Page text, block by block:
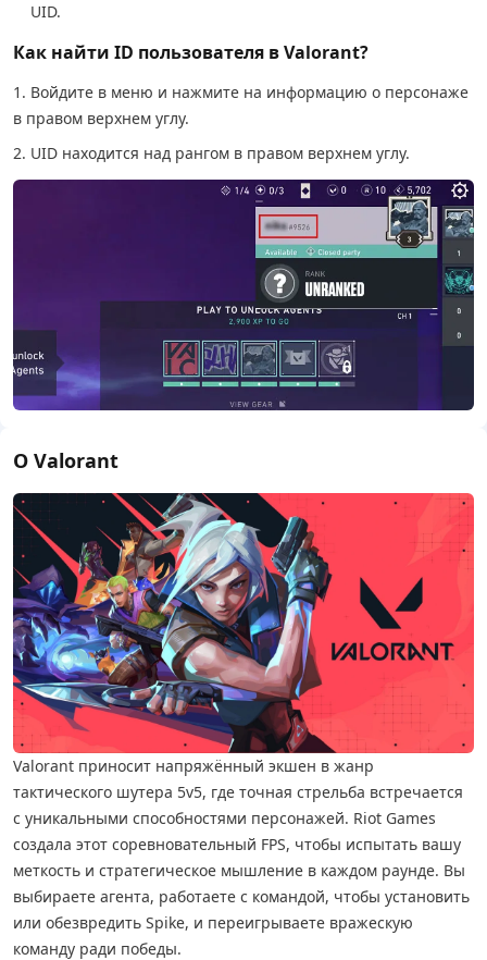
UID.
Как найти ID пользователя в Valorant?
1. Войдите в меню и нажмите на информацию о персонаже
в правом верхнем углу.
2. UID находится над рангом в правом верхнем углу.
О Valorant
Valorant приносит напряжённый экшен в жанр
тактического шутера 5v5, где точная стрельба встречается
с уникальными способностями персонажей. Riot Games
создала этот соревновательный FPS, чтобы испытать вашу
меткость и стратегическое мышление в каждом раунде. Вы
выбираете агента, работаете с командой, чтобы установить
или обезвредить Spike, и переигрываете вражескую
команду ради победы.